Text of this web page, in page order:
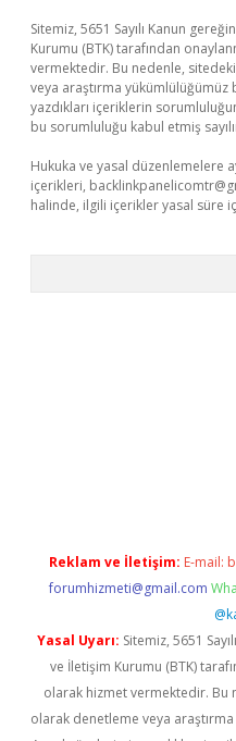
Sitemiz, 5651 Sayılı Kanun
Kurumu (BTK) tarafından
vermektedir. Bu nedenle,
veya araştırma
yazdıkları içeriklerin
bu sorumluluğu kabul etmiş
Hukuka ve yasal düzenlemelere
içerikleri,
halinde, ilgili içerikler yasal süre
Reklam ve İletişim: E-mail:
forumhizmeti@gmail.com
Yasal Uyarı: Sitemiz, 5651
ve İletişim Kurumu (BTK)
olarak hizmet vermektedir.
olarak denetleme veya